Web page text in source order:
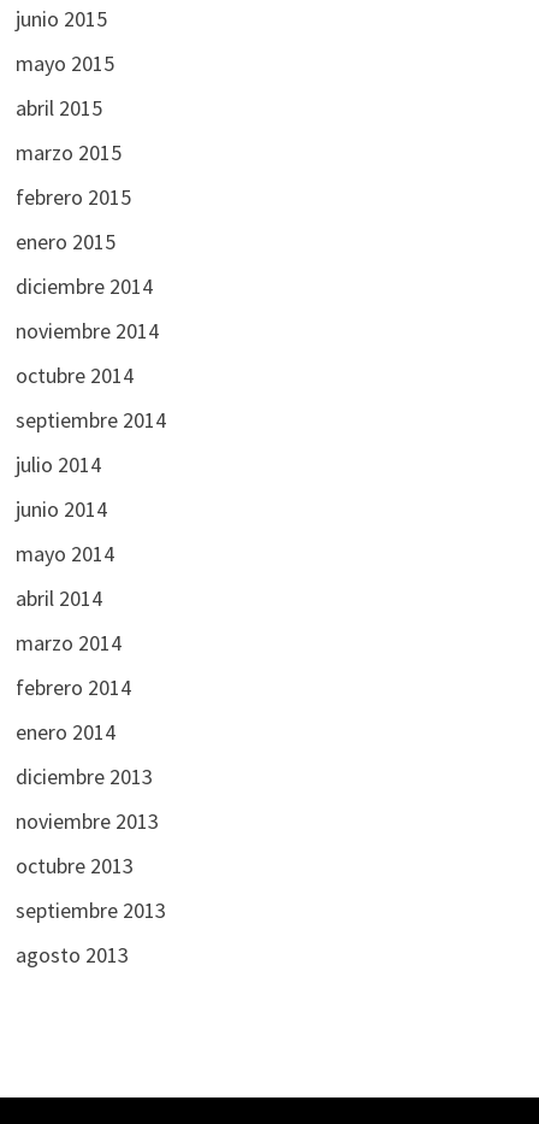
junio 2015
mayo 2015
abril 2015
marzo 2015
febrero 2015
enero 2015
diciembre 2014
noviembre 2014
octubre 2014
septiembre 2014
julio 2014
junio 2014
mayo 2014
abril 2014
marzo 2014
febrero 2014
enero 2014
diciembre 2013
noviembre 2013
octubre 2013
septiembre 2013
agosto 2013